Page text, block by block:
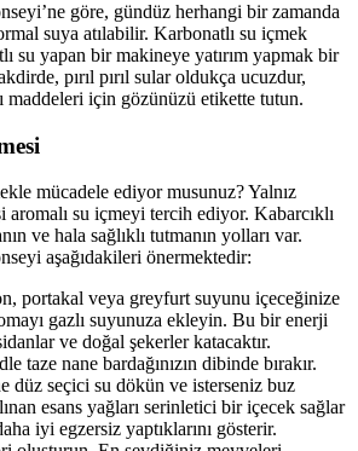
göre, gündüz herhangi bir zamanda
suya atılabilir. Karbonatlı su içmek
su yapan bir makineye yatırım yapmak bir
pırıl pırıl sular oldukça ucuzdur,
maddeleri için gözünüzü etikette tutun.
mücadele ediyor musunuz? Yalnız
su içmeyi tercih ediyor. Kabarcıklı
ve hala sağlıklı tutmanın yolları var.
aşağıdakileri önermektedir:
portakal veya greyfurt suyunu içeceğinize
gazlı suyunuza ekleyin. Bu bir enerji
ve doğal şekerler katacaktır.
taze nane bardağınızın dibinde bırakır.
düz seçici su dökün ve isterseniz buz
esans yağları serinletici bir içecek sağlar
iyi egzersiz yaptıklarını gösterir.